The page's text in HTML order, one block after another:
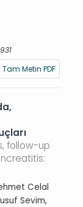
Tam Metin PDF
follow-up
Celal
Sevim,